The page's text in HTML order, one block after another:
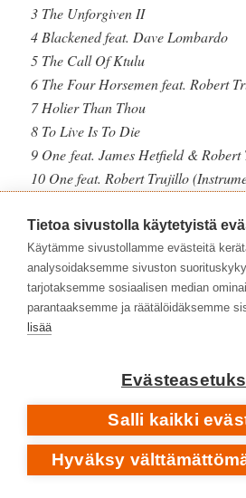
3 The Unforgiven II
4 Blackened feat. Dave Lombardo
5 The Call Of Ktulu
6 The Four Horsemen feat. Robert
7 Holier Than Thou
8 To Live Is To Die
9 One feat. James Hetfield &
10 One feat. Robert Trujillo
APOCALYTICA PLAYS METALLICA
SPOTIFY
Tietoa sivustolla käytetyistä
Käytämme sivustollamme evästeitä
analysoidaksemme sivuston
tarjotaksemme sosiaalisen median
parantaaksemme ja räätälöidäksemme
lisää
Salli kaikki
Hyväksy